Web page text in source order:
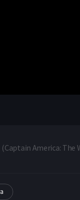
(Captain America: The